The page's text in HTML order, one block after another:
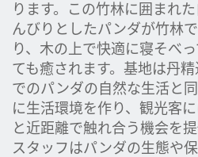
ります。この竹林に囲まれ
んびりとしたパンダが竹林
り、木の上で快適に寝そべ
ても癒されます。基地は丹
でのパンダの自然な生活と
に生活環境を作り、観光客
と近距離で触れ合う機会を
スタッフはパンダの生態や